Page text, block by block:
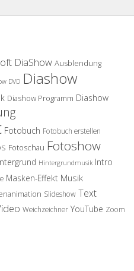
DiaShow Ausblendung
DVD Diashow
Diashow Programm Diashow
Fotobuch Fotobuch erstellen
Fotoschau Fotoshow
Hintergrundmusik Intro
Masken-Effekt Musik
Slideshow Text
Weichzeichner YouTube Zoom